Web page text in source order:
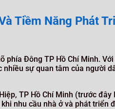
Tiềm Năng Phát
Đông TP Hồ Chí Minh.
sự quan tâm của người
TP Hồ Chí Minh (trước
nhu cầu nhà ở và phát triển